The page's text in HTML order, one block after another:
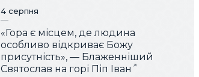
4 серпня
«Гора є місцем, де людина
особливо відкриває Божу
присутність», — Блаженніший
Святослав на горі Піп Іван